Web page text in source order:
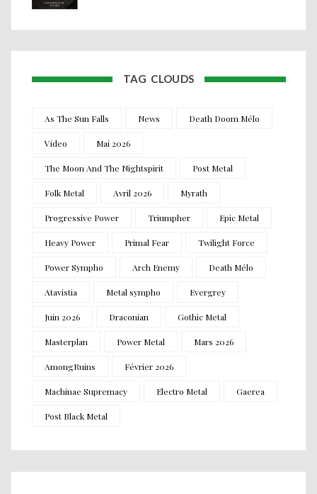
TAG CLOUDS
As The Sun Falls News Death Doom Mélo
Video Mai 2026
The Moon And The Nightspirit Post Metal
Folk Metal Avril 2026 Myrath
Progressive Power Triumpher Epic Metal
Heavy Power Primal Fear Twilight Force
Power Sympho Arch Enemy Death Mélo
Atavistia Metal sympho Evergrey
Juin 2026 Draconian Gothic Metal
Masterplan Power Metal Mars 2026
AmongRuins Février 2026
Machinae Supremacy Electro Metal Gaerea
Post Black Metal